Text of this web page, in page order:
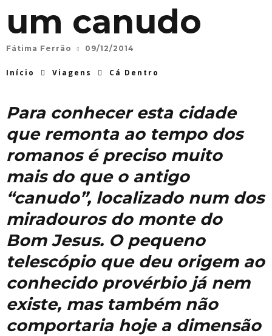
um canudo
Fátima Ferrão 09/12/2014
Início Viagens Cá Dentro
Para conhecer esta cidade
que remonta ao tempo dos
romanos é preciso muito
mais do que o antigo
“canudo”, localizado num dos
miradouros do monte do
Bom Jesus. O pequeno
telescópio que deu origem ao
conhecido provérbio já nem
existe, mas também não
comportaria hoje a dimensão